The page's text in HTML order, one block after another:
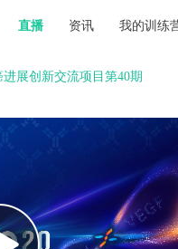
直播 资讯 我的训练
展创新交流项目第40期